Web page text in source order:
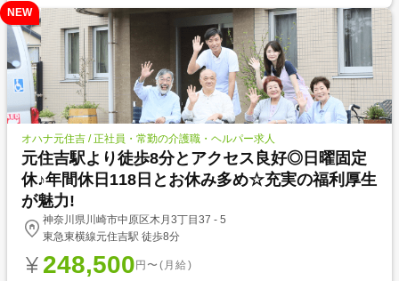
NEW
オハナ元住吉 / 正社員・常勤の介護職・ヘルパー求人
元住吉駅より徒歩8分とアクセス良好◎日曜固定
休♪年間休日118日とお休み多め☆充実の福利厚生
が魅力!
神奈川県川崎市中原区木月3丁目37 - 5
東急東横線元住吉駅 徒歩8分
248,500 円〜(月給)